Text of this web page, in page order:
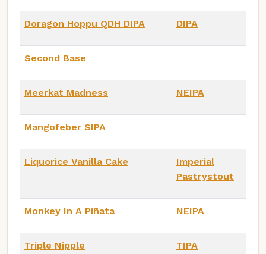
Doragon Hoppu QDH DIPA DIPA
Second Base
Meerkat Madness NEIPA
Mangofeber SIPA
Liquorice Vanilla Cake
Imperial
Pastrystout
Monkey In A Piñata NEIPA
Triple Nipple TIPA